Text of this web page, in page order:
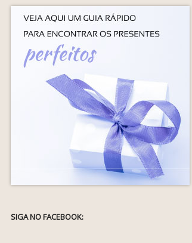
SIGA NO FACEBOOK: